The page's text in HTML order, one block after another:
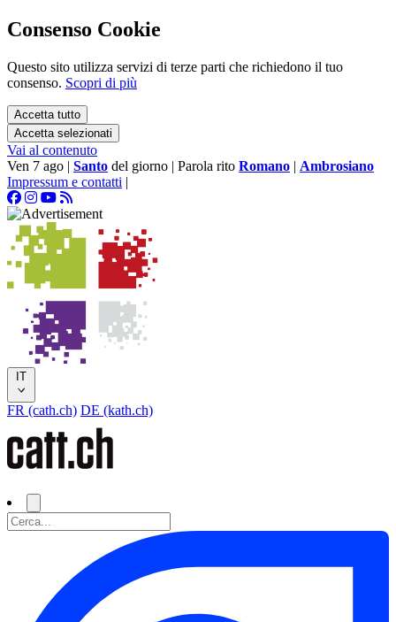
Consenso Cookie
Questo sito utilizza servizi di terze parti che richiedono il tuo
consenso. Scopri di più
Accetta tutto
Accetta selezionati
Vai al contenuto
Ven 7 ago | Santo del giorno | Parola rito Romano | Ambrosiano
Impressum e contatti |
IT
FR (cath.ch) DE (kath.ch)